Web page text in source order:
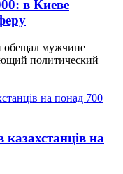
в Киеве
обещал мужчине
политический
на